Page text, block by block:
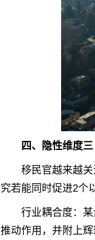
四、隐性维度
移民官越来越关注
究若能同时促进2个
行业耦合度‌：某量
推动作用，并附上辉